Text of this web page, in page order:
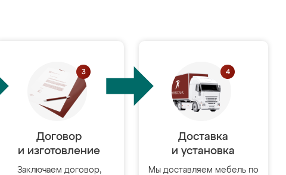
Договор
и изготовление
Заключаем договор,
Доставка
и установка
Мы доставляем мебель по